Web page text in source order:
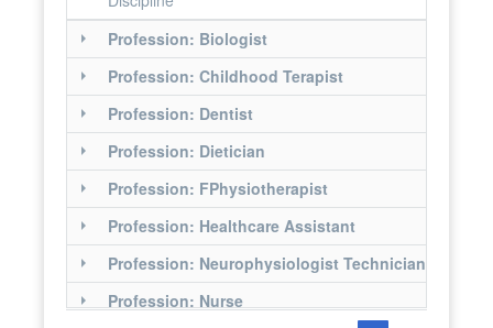
Profession: Biologist
Profession: Childhood Terapist
Profession: Dentist
Profession: Dietician
Profession: FPhysiotherapist
Profession: Healthcare Assistant
Profession: Neurophysiologist Technician
Profession: Nurse